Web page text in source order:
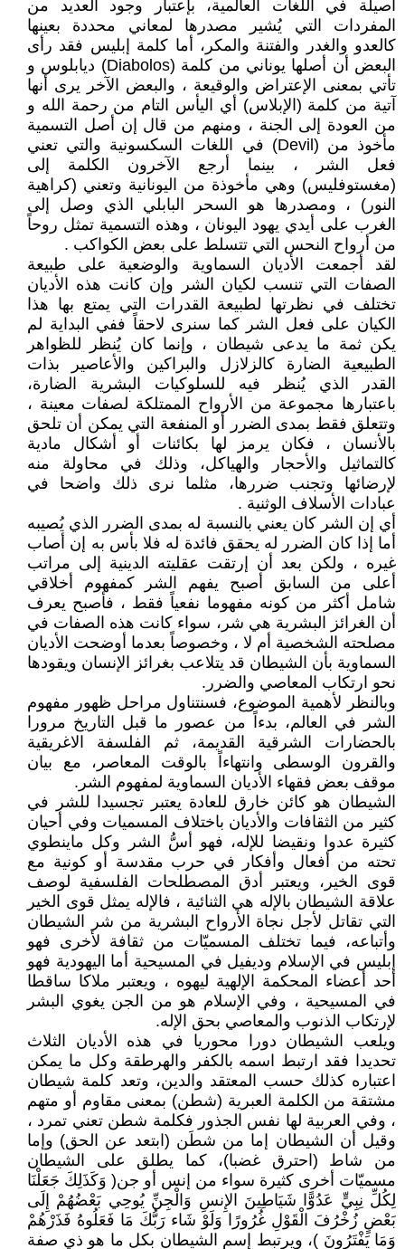
أصيلة في اللغات العالمية، بإعتبار وجود العديد من
المفردات التي يُشير مصدرها لمعاني محددة بعينها
كالعدو والغدر والفتنة والمكر، أما كلمة إبليس فقد رأى
البعض أن أصلها يوناني من كلمة (Diabolos) ديابلوس و
تأتي بمعنى الإعتراض والوقيعة ، والبعض الآخر يرى أنها
آتية من كلمة (الإبلاس) أي اليأس التام من رحمة الله و
من العودة إلى الجنة ، ومنهم من قال إن أصل التسمية
مأخوذ من (Devil) في اللغات السكسونية والتي تعني
فعل الشر ، بينما أرجع الآخرون الكلمة إلى
(مغستوفليس) وهي مأخوذة من اليونانية وتعني (كراهية
النور) ، ومصدرها هو السحر البابلي الذي وصل إلى
الغرب على أيدي يهود اليونان ، وهذه التسمية تمثل روحاً
من أرواح النحس التي تتسلط على بعض الكواكب .
لقد أجمعت الأديان السماوية والوضعية على طبيعة
الصفات التي تنسب لكيان الشر وإن كانت هذه الأديان
تختلف في نظرتها لطبيعة القدرات التي يمتع بها هذا
الكيان على فعل الشر كما سنرى لاحقاً ففي البداية لم
يكن ثمة ما يدعى شيطان ، وإنما كان يُنظر للظواهر
الطبيعية الضارة كالزلازل والبراكين والأعاصير بذات
القدر الذي يُنظر فيه للسلوكيات البشرية الضارة،
باعتبارها مجموعة من الأرواح الممتلكة لصفات معينة ،
وتتعلق فقط بمدى الضرر أو المنفعة التي يمكن أن تلحق
بالأنسان ، فكان يرمز لها بكائنات أو أشكال مادية
كالتماثيل والأحجار والهياكل، وذلك في محاولة منه
لإرضائها وتجنب ضررها، مثلما نرى ذلك واضحا في
عبادات الأسلاف الوثنية .
أي إن الشر كان يعني بالنسبة له بمدى الضرر الذي يُصيبه
أما إذا كان الضرر له يحقق فائدة له فلا بأس به إن أصاب
غيره ، ولكن بعد أن إرتقت عقليته الدينية إلى مراتب
أعلى من السابق أصبح يفهم الشر كمفهوم أخلاقي
شامل أكثر من كونه مفهوما نفعياً فقط ، فأصبح يعرف
أن الغرائز البشرية هي شر، سواء كانت هذه الصفات في
مصلحته الشخصية أم لا ، وخصوصاً بعدما أوضحت الأديان
السماوية بأن الشيطان قد يتلاعب بغرائز الإنسان ويقودها
نحو ارتكاب المعاصي والضرر.
وبالنظر لأهمية الموضوع، فسنتناول مراحل ظهور مفهوم
الشر في العالم، بدءاً من عصور ما قبل التاريخ مرورا
بالحضارات الشرقية القديمة، ثم الفلسفة الاغريقية
والقرون الوسطى وانتهاءاً بالوقت المعاصر، مع بيان
موقف بعض فقهاء الأديان السماوية لمفهوم الشر.
الشيطان هو كائن خارق للعادة يعتبر تجسيدا للشر في
كثير من الثقافات والأديان باختلاف المسميات وفي أحيان
كثيرة عدوا ونقيضا للإله، فهو أسُّ الشر وكل ماينطوي
تحته من أفعال وأفكار في حرب مقدسة أو كونية مع
قوى الخير، ويعتبر أدق المصطلحات الفلسفية لوصف
علاقة الشيطان بالإله هي الثنائية ، فالإله يمثل قوى الخير
التي تقاتل لأجل نجاة الأرواح البشرية من شر الشيطان
وأتباعه، فيما تختلف المسميّات من ثقافة لأخرى فهو
إبليس في الإسلام وديفيل في المسيحية أما اليهودية فهو
أحد أعضاء المحكمة الإلهية ليهوه ، ويعتبر ملاكا ساقطا
في المسيحية ، وفي الإسلام هو من الجن يغوي البشر
لإرتكاب الذنوب والمعاصي بحق الإله.
ويلعب الشيطان دورا محوريا في هذه الأديان الثلاث
تحديدا فقد ارتبط اسمه بالكفر والهرطقة وكل ما يمكن
اعتباره كذلك حسب المعتقد والدين، وتعد كلمة شيطان
مشتقة من الكلمة العبرية (شطن) بمعنى مقاوم أو متهم
، وفي العربية لها نفس الجذور فكلمة شطن تعني تمرد ،
وقيل أن الشيطان إما من شطَن (ابتعد عن الحق) وإما
من شاط (احترق غضبا)، كما يطلق على الشيطان
مسميّات أخرى كثيرة سواء من إنس أو جن( وَكَذَلِكَ جَعَلْنَا
لِكُلِّ نِبِيٍّ عَدُوًّا شَيَاطِينَ الإِنسِ وَالْجِنِّ يُوحِي بَعْضُهُمْ إِلَى
بَعْضٍ زُخْرُفَ الْقَوْلِ غُرُورًا وَلَوْ شَاء رَبُّكَ مَا فَعَلُوهُ فَذَرْهُمْ
وَمَا يَفْتَرُونَ )، ويرتبط إسم الشيطان بكل ما هو ذي صفة